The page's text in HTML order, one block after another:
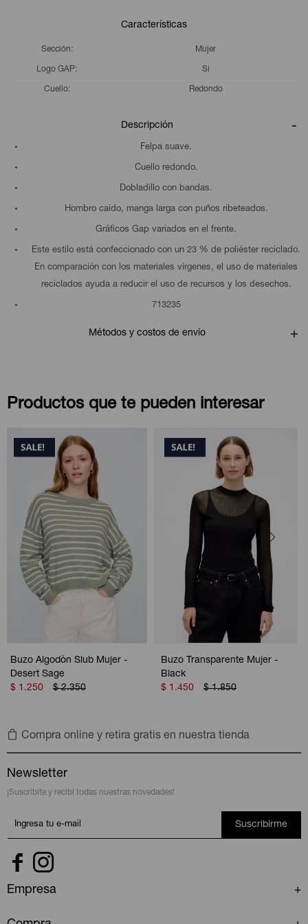
Características
Sección Mujer
Logo GAP Si
Cuello Redondo
Descripción
Felpa suave.
Cuello redondo.
Dobladillo con bandas.
Hombro caído, manga larga con puños ribeteados.
Gráficos Gap variados en el frente.
Este estilo está confeccionado con un 23 % de poliéster reciclado.
En comparación con los materiales vírgenes, el uso de materiales
reciclados ayuda a reducir el uso de recursos y los desechos.
713235
Métodos y costos de envío
Productos que te pueden interesar
Buzo Algodòn Slub Mujer -
Desert Sage
$ 1.250 $ 2.350
Buzo Transparente Mujer -
Black
$ 1.450 $ 1.850
Compra online y retira gratis en nuestra tienda
Newsletter
¡Suscribite y recibí todas nuestras novedades!
Suscribirme
 
Empresa